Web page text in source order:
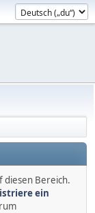
Bereich.
ein